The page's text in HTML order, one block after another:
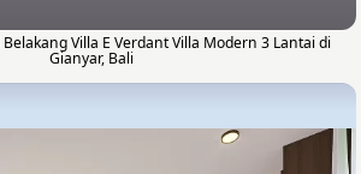
Villa E Verdant Villa Modern 3 Lantai di
Gianyar, Bali